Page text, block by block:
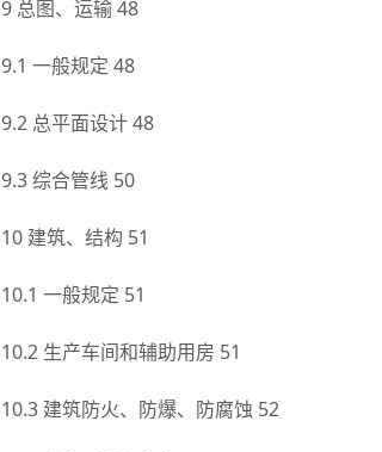
9 总图、运输 48
9.1 一般规定 48
9.2 总平面设计 48
9.3 综合管线 50
10 建筑、结构 51
10.1 一般规定 51
10.2 生产车间和辅助用房 51
10.3 建筑防火、防爆、防腐蚀 52